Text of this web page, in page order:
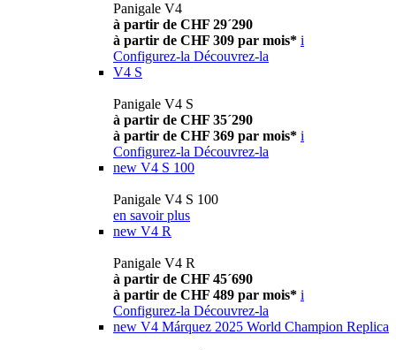
Panigale V4
à partir de CHF 29´290
à partir de CHF 309 par mois* i
Configurez-la Découvrez-la
V4 S
Panigale V4 S
à partir de CHF 35´290
à partir de CHF 369 par mois* i
Configurez-la Découvrez-la
new V4 S 100
Panigale V4 S 100
en savoir plus
new V4 R
Panigale V4 R
à partir de CHF 45´690
à partir de CHF 489 par mois* i
Configurez-la Découvrez-la
new V4 Márquez 2025 World Champion Replica